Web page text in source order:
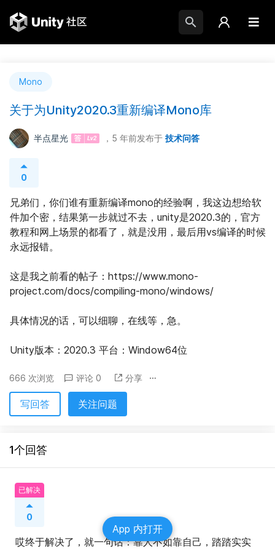
Mono
关于为Unity2020.3重新编译Mono库
半点星光 ，5 年前发布于 技术问答
0
兄弟们，你们谁有重新编译mono的经验啊，我这边想给软
件加个密，结果第一步就过不去，unity是2020.3的，官方
教程和网上场景的都看了，就是没用，最后用vs编译的时候
永远报错。
这是我之前看的帖子：https://www.mono-
project.com/docs/compiling-mono/windows/
具体情况的话，可以细聊，在线等，急。
Unity版本：2020.3 平台：Window64位
666 次浏览 评论 0 分享
写回答 关注问题
1个回答
已解决
0
哎终于解决了，就一句话：靠人不如靠自己，踏踏实实
App 内打开